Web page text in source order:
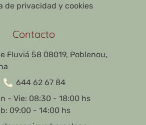
de privacidad y cookies
Contacto
Fluviá 58 08019, Poblenou,
644 62 67 84
- Vie: 08:30 - 18:00 hs
09:00 - 14:00 hs